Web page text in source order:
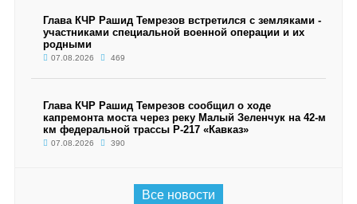
Глава КЧР Рашид Темрезов встретился с земляками -
участниками специальной военной операции и их
родными
07.08.2026 469
Глава КЧР Рашид Темрезов сообщил о ходе
капремонта моста через реку Малый Зеленчук на 42-м
км федеральной трассы Р-217 «Кавказ»
07.08.2026 390
Все новости